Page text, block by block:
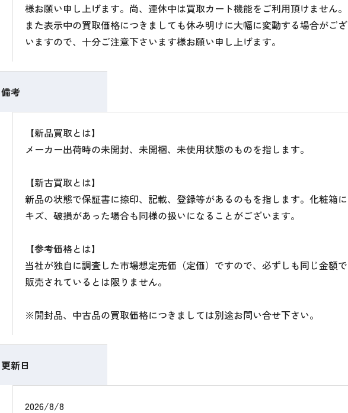
様お願い申し上げます。尚、連休中は買取カート機能をご利用頂けません。
また表示中の買取価格につきましても休み明けに大幅に変動する場合がござ
いますので、十分ご注意下さいます様お願い申し上げます。
備考
【新品買取とは】
メーカー出荷時の未開封、未開梱、未使用状態のものを指します。
【新古買取とは】
新品の状態で保証書に捺印、記載、登録等があるのもを指します。化粧箱に
キズ、破損があった場合も同様の扱いになることがございます。
【参考価格とは】
当社が独自に調査した市場想定売価（定価）ですので、必ずしも同じ金額で
販売されているとは限りません。
※開封品、中古品の買取価格につきましては別途お問い合せ下さい。
更新日
2026/8/8